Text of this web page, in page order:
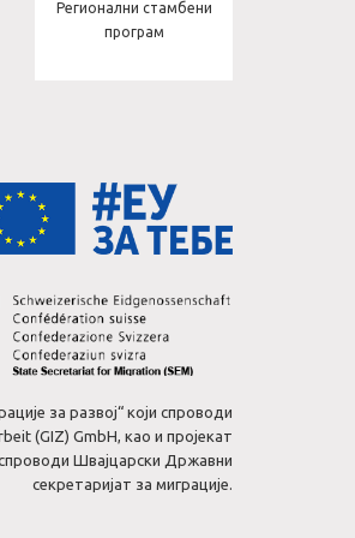
Регионални стамбени
програм
за развој“ који спроводи
(GIZ) GmbH, као и пројекат
Швајцарски Државни
секретаријат за миграције.